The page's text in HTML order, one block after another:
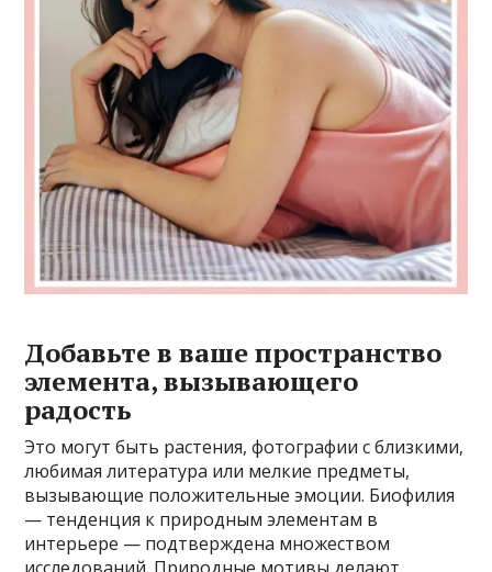
Добавьте в ваше пространство
элемента, вызывающего
радость
Это могут быть растения, фотографии с близкими,
любимая литература или мелкие предметы,
вызывающие положительные эмоции. Биофилия
— тенденция к природным элементам в
интерьере — подтверждена множеством